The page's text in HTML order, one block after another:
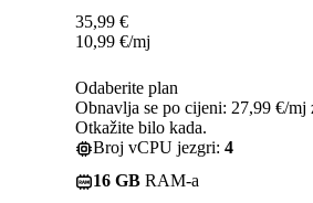
35,99 €
10,99 €/mj
Odaberite plan
Obnavlja se po cijeni: 27,99 €/mj
Otkažite bilo kada.
Broj vCPU jezgri: 4
16 GB RAM-a